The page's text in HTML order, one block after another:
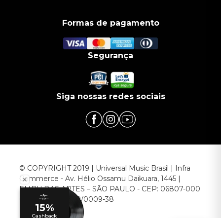
Formas de pagamento
Segurança
Siga nossas redes sociais
© COPYRIGHT 2019 | Universal Music Brasil | Infra
Commerce - Av. Hélio Ossamu Daikuara, 1445 |
EMBU DAS ARTES – SÃO PAULO - CEP: 06807-000
CNPJ: 00.952.789/0009-38